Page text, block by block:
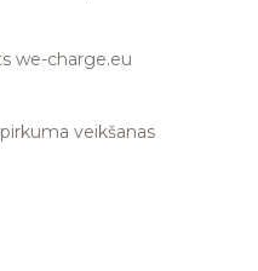
we-charge.eu
veikšanas